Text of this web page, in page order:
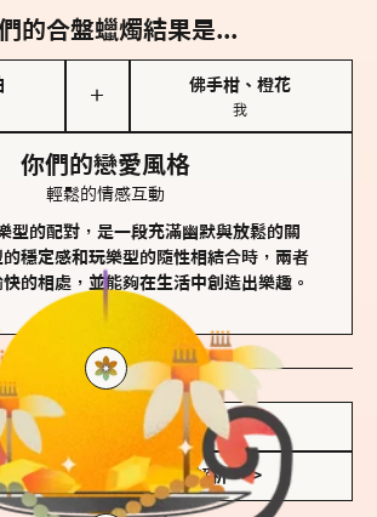
的合盤蠟燭結果是...
＋
佛手柑、橙花
我
你們的戀愛風格
輕鬆的情感互動
型的配對，是一段充滿幽默與放鬆的關
穩定感和玩樂型的隨性相結合時，兩者
的相處，並能夠在生活中創造出樂趣。
儲存我的結果圖
查看香氛類型全解析 >>>